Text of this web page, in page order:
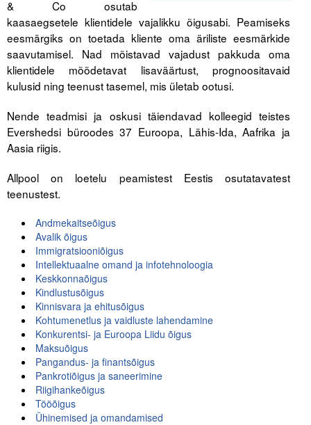
Arvamus
Viidad
ICC WBO
Digiraamatukogu
Juhendid ja väljaanded
Videod
Kontakt
Liitu meililistiga
Oskusteave
Incoterms® 2020
Abimaterjalid
Projektid
& Co osutab
kaasaegsetele klientidele vajalikku õigusabi. Peamiseks
eesmärgiks on toetada kliente oma äriliste eesmärkide
saavutamisel. Nad mõistavad vajadust pakkuda oma
klientidele mõõdetavat lisaväärtust, prognoositavaid
kulusid ning teenust tasemel, mis ületab ootusi.
Nende teadmisi ja oskusi täiendavad kolleegid teistes
Evershedsi büroodes 37 Euroopa, Lähis-Ida, Aafrika ja
Aasia riigis.
Allpool on loetelu peamistest Eestis osutatavatest
teenustest.
Andmekaitseõigus
Avalik õigus
Immigratsiooniõigus
Intellektuaalne omand ja infotehnoloogia
Keskkonnaõigus
Kindlustusõigus
Kinnisvara ja ehitusõigus
Kohtumenetlus ja vaidluste lahendamine
Konkurentsi- ja Euroopa Liidu õigus
Maksuõigus
Pangandus- ja finantsõigus
Pankrotiõigus ja saneerimine
Riigihankeõigus
Tööõigus
Ühinemised ja omandamised